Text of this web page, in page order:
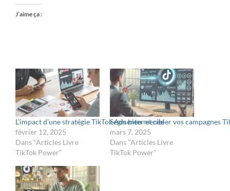
J’aime ça :
L’impact d’une stratégie TikTok Ads bien menée
février 12, 2025
Dans "Articles Livre
TikTok Power"
Segmenter et cibler vos campagnes
mars 7, 2025
Dans "Articles Livre
TikTok Power"